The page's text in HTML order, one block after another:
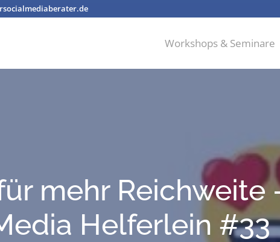
Workshops & Seminare
mehr Reich­wei­te
Hel­fer­lein #33